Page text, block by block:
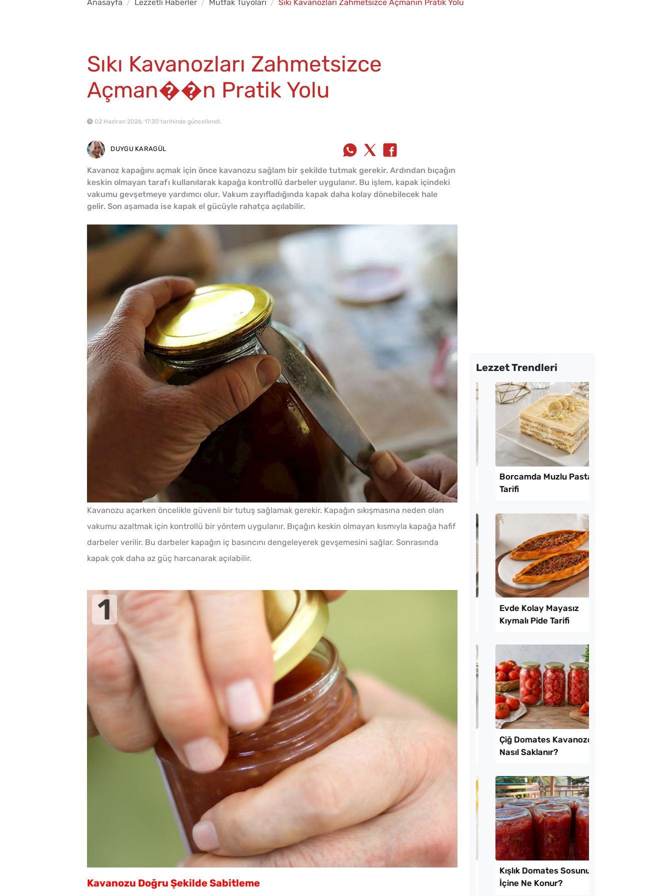
Anasayfa Lezzetli Haberler Mutfak Tüyoları Sıkı Kavanozları Zahmetsizce Açmanın Pratik Yolu
Sıkı Kavanozları Zahmetsizce
Açman��n Pratik Yolu
02 Haziran 2026, 17:30 tarihinde güncellendi.
DUYGU KARAGÜL
Kavanoz kapağını açmak için önce kavanozu sağlam bir şekilde tutmak gerekir. Ardından bıçağın
keskin olmayan tarafı kullanılarak kapağa kontrollü darbeler uygulanır. Bu işlem, kapak içindeki
vakumu gevşetmeye yardımcı olur. Vakum zayıfladığında kapak daha kolay dönebilecek hale
gelir. Son aşamada ise kapak el gücüyle rahatça açılabilir.
Lezzet Trendleri
Ev Yapımı Domates Sosu
Kaç Yıl Dayanır?
Menemenlik Domates Kaç
Dakika Kaynatılır?
Evde Elma Sirkesi
Yapmanın 4 Püf Noktası
Yağ Çekmeyen Çıtır
Patlıcan Kızartması Tarifi
Kaygana Tarifi
Borcamda Muzlu
Kıymalı Pide Tarifi
Kavanozu açarken öncelikle güvenli bir tutuş sağlamak gerekir. Kapağın sıkışmasına neden olan
vakumu azaltmak için kontrollü bir yöntem uygulanır. Bıçağın keskin olmayan kısmıyla kapağa hafif
darbeler verilir. Bu darbeler kapağın iç basıncını dengeleyerek gevşemesini sağlar. Sonrasında
kapak çok daha az güç harcanarak açılabilir.
Kavanozu Doğru Şekilde Sabitleme